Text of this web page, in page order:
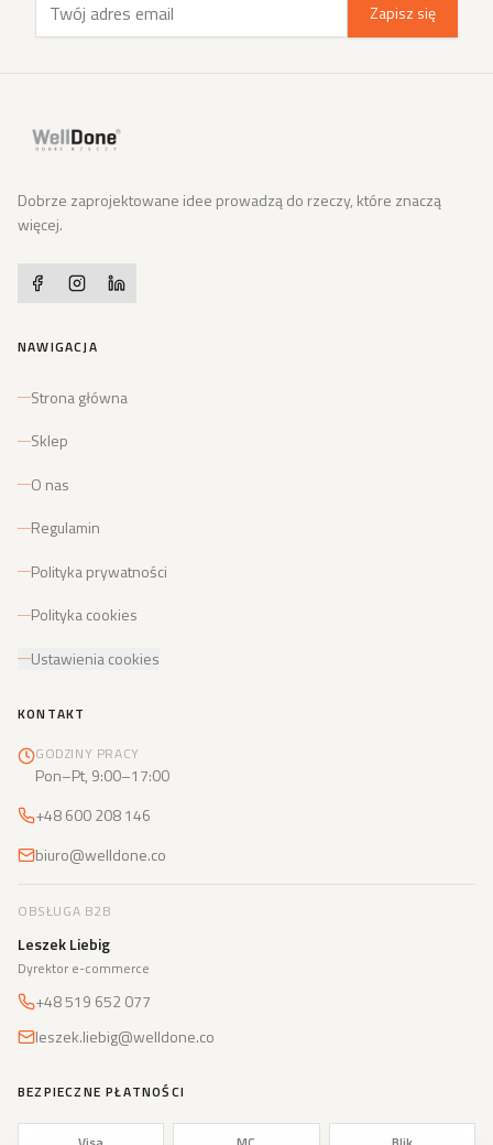
Zapisz się
Dobrze zaprojektowane idee prowadzą do rzeczy, które znaczą
więcej.
NAWIGACJA
Strona główna
Sklep
O nas
Regulamin
Polityka prywatności
Polityka cookies
Ustawienia cookies
KONTAKT
GODZINY PRACY
Pon–Pt, 9:00–17:00
+48 600 208 146
biuro@welldone.co
OBSŁUGA B2B
Leszek Liebig
Dyrektor e-commerce
+48 519 652 077
leszek.liebig@welldone.co
BEZPIECZNE PŁATNOŚCI